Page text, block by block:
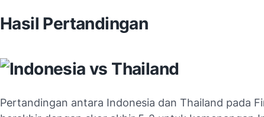
Hasil Pertandingan
Pertandingan antara Indonesia dan Thailand pada